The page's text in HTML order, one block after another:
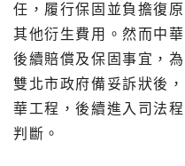
任，履行保固並負擔復
其他衍生費用。然而中
後續賠償及保固事宜，
雙北市政府備妥訴狀後
華工程，後續進入司法
判斷。